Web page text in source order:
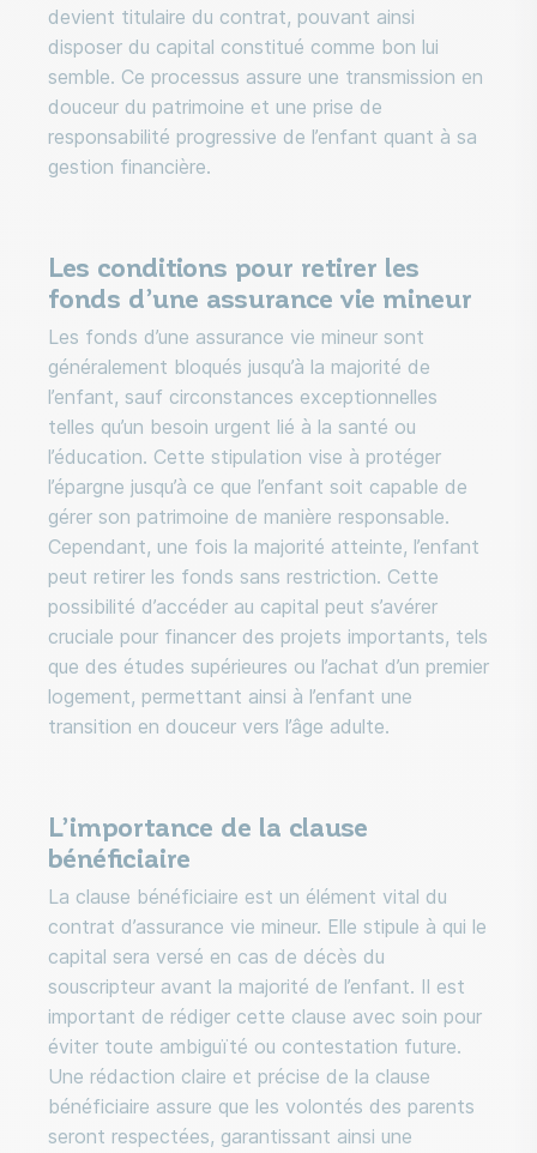
devient titulaire du contrat, pouvant ainsi
disposer du capital constitué comme bon lui
semble. Ce processus assure une transmission en
douceur du patrimoine et une prise de
responsabilité progressive de l’enfant quant à sa
gestion financière.
Les conditions pour retirer les
fonds d’une assurance vie mineur
Les fonds d’une assurance vie mineur sont
généralement bloqués jusqu’à la majorité de
l’enfant, sauf circonstances exceptionnelles
telles qu’un besoin urgent lié à la santé ou
l’éducation. Cette stipulation vise à protéger
l’épargne jusqu’à ce que l’enfant soit capable de
gérer son patrimoine de manière responsable.
Cependant, une fois la majorité atteinte, l’enfant
peut retirer les fonds sans restriction. Cette
possibilité d’accéder au capital peut s’avérer
cruciale pour financer des projets importants, tels
que des études supérieures ou l’achat d’un premier
logement, permettant ainsi à l’enfant une
transition en douceur vers l’âge adulte.
L’importance de la clause
bénéficiaire
La clause bénéficiaire est un élément vital du
contrat d’assurance vie mineur. Elle stipule à qui le
capital sera versé en cas de décès du
souscripteur avant la majorité de l’enfant. Il est
important de rédiger cette clause avec soin pour
éviter toute ambiguïté ou contestation future.
Une rédaction claire et précise de la clause
bénéficiaire assure que les volontés des parents
seront respectées, garantissant ainsi une